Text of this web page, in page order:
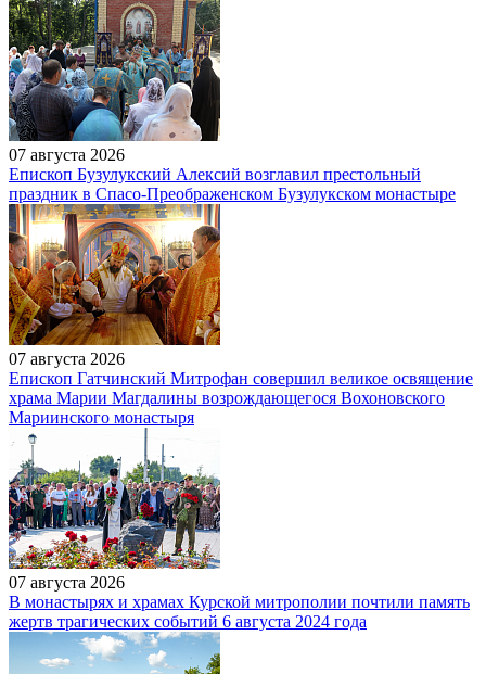
07 августа 2026
Епископ Бузулукский Алексий возглавил престольный
праздник в Спасо-Преображенском Бузулукском монастыре
07 августа 2026
Епископ Гатчинский Митрофан совершил великое освящение
храма Марии Магдалины возрождающегося Вохоновского
Мариинского монастыря
07 августа 2026
В монастырях и храмах Курской митрополии почтили память
жертв трагических событий 6 августа 2024 года